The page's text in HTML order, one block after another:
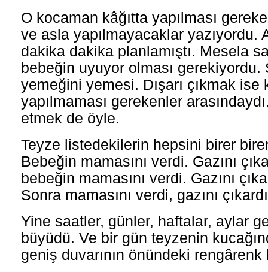
O kocaman kâğıtta yapılması
ve asla yapılmayacaklar yazıyordu.
dakika dakika planlamıştı. Mesela
bebeğin uyuyor olması gerekiyordu.
yemeğini yemesi. Dışarı çıkmak ise
yapılmaması gerekenler
etmek de öyle.
Teyze listedekilerin hepsini birer
Bebeğin mamasını verdi. Gazını
bebeğin mamasını verdi. Gazını
Sonra mamasını verdi, gazını
Yine saatler, günler, haftalar, aylar
büyüdü. Ve bir gün teyzenin
geniş duvarının önündeki